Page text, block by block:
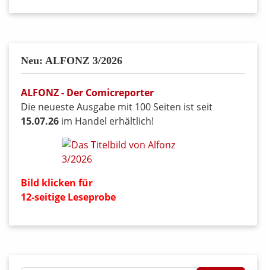
Neu: ALFONZ 3/2026
ALFONZ - Der Comicreporter
Die neueste Ausgabe mit 100 Seiten ist seit
15.07.26 im Handel erhältlich!
Bild klicken für
12-seitige Leseprobe